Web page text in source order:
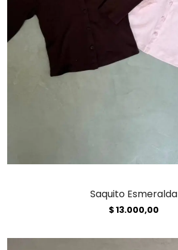
Saquito Esmeralda
$13.000,00